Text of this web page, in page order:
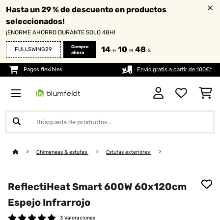
Hasta un 29 % de descuento en productos
seleccionados!
¡ENORME AHORRO DURANTE SOLO 48H!
FULLSWING29
Compra
ahora
14 H 10 M 46 S
Pagos flexibles Envío gratis a partir de 100€*
Chimeneas & estufas Estufas exteriores
ReflectiHeat Smart 600W 60x120cm
Espejo Infrarrojo
3 Valoraciones